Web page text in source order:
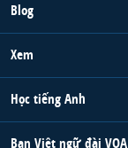
Blog
Xem
Học tiếng Anh
Ban Việt ngữ đài VOA